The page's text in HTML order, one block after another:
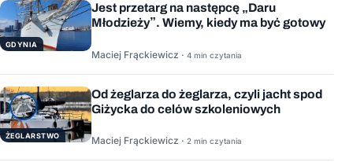
GDYNIA
Jest przetarg na następcę „Daru
Młodzieży”. Wiemy, kiedy ma być gotowy
Maciej Frąckiewicz · 4 min czytania
ŻEGLARSTWO
Od żeglarza do żeglarza, czyli jacht spod
Giżycka do celów szkoleniowych
Maciej Frąckiewicz · 2 min czytania